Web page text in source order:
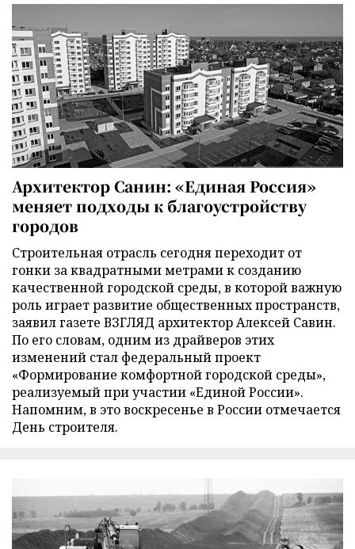
Архитектор Санин: «Единая Россия»
меняет подходы к благоустройству
городов
Строительная отрасль сегодня переходит от
гонки за квадратными метрами к созданию
качественной городской среды, в которой важную
роль играет развитие общественных пространств,
заявил газете ВЗГЛЯД архитектор Алексей Савин.
По его словам, одним из драйверов этих
изменений стал федеральный проект
«Формирование комфортной городской среды»,
реализуемый при участии «Единой России».
Напомним, в это воскресенье в России отмечается
День строителя.